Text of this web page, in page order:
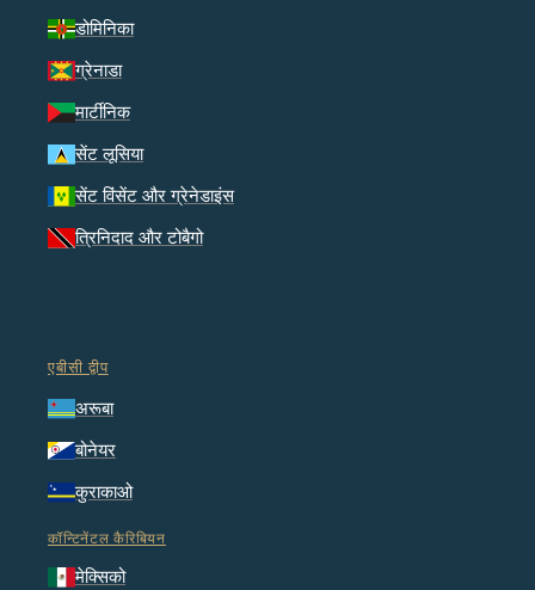
डोमिनिका
ग्रेनाडा
मार्टीनिक
सेंट लूसिया
सेंट विंसेंट और ग्रेनेडाइंस
त्रिनिदाद और टोबैगो
एबीसी द्वीप
अरूबा
बोनेयर
कुराकाओ
कॉन्टिनेंटल कैरिबियन
मेक्सिको